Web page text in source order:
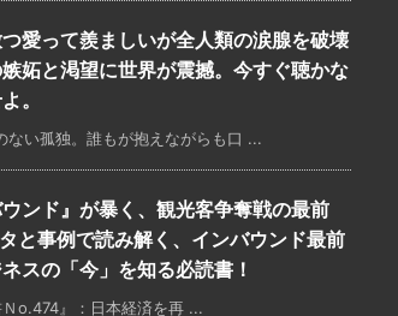
愛って羨ましいが全人類の涙腺を破壊
妬と渇望に世界が震撼。今すぐ聴かな
。
い孤独。誰もが抱えながらも口 ...
ンド』が暴く、観光客争奪戦の最前
と事例で読み解く、インバウンド最前
スの「今」を知る必読書！
o.474』：日本経済を再 ...